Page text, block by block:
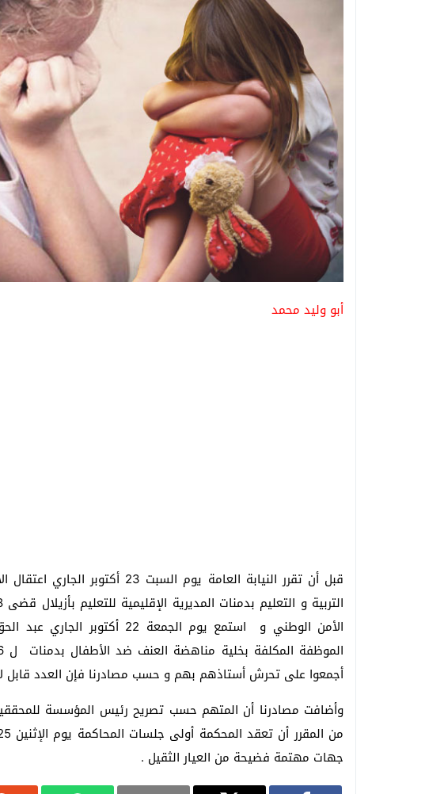
أبو وليد محمد
الأمن الوطني و استمع يوم
أجمعوا على تحرش أستاذهم بهم و حسب مصادرنا فإن العدد
وأضافت مصادرنا أن المتهم حسب تصريح رئيس المؤسسة
جهات مهتمة فضيحة من العيار الثقيل .